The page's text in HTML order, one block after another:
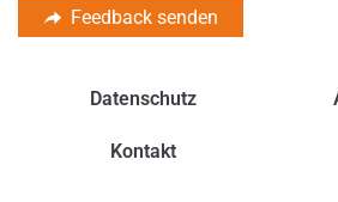
Feedback senden
Datenschutz
Kontakt